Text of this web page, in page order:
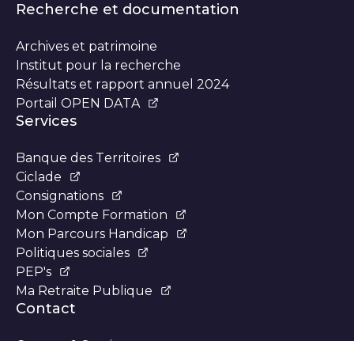
Recherche et documentation
Archives et patrimoine
Institut pour la recherche
Résultats et rapport annuel 2024
Portail OPEN DATA
Services
Banque des Territoires
Ciclade
Consignations
Mon Compte Formation
Mon Parcours Handicap
Politiques sociales
PEP's
Ma Retraite Publique
Contact